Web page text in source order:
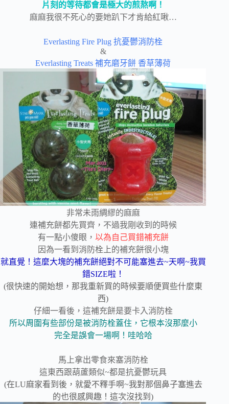
片刻的等待都會是極大的煎熬啊！
麻麻我很不死心的要她趴下才肯給紅啾…
Everlasting Fire Plug 抗憂鬱消防栓
&
Everlasting Treats 補充磨牙餅 香草薄荷
非常未雨綢繆的麻麻
連補充餅都先買齊，不過我剛收到的時候
有一點小傻眼， 以為自己買錯補充餅
因為一看到消防栓上的補充餅很小塊
就直覺！這麼大塊的補充餅絕對不可能塞進去~天啊~我買
錯SIZE啦！
(很快速的開始想，那我重新買的時候要順便買些什麼東
西)
仔細一看後，這補充餅是要卡入消防栓
所以周圍有些部份是被消防栓蓋住，它根本沒那麼小
完全是誤會一場啊！哇哈哈
馬上拿出零食來塞消防栓
這東西跟葫蘆類似~都是抗憂鬱玩具
(在LU麻家看到後，就愛不釋手啊~我對那個鼻子塞進去
的也很感興趣！這次沒找到)